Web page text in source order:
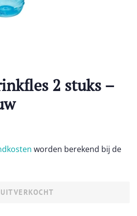
2 stuks –
worden berekend bij de
UITVERKOCHT